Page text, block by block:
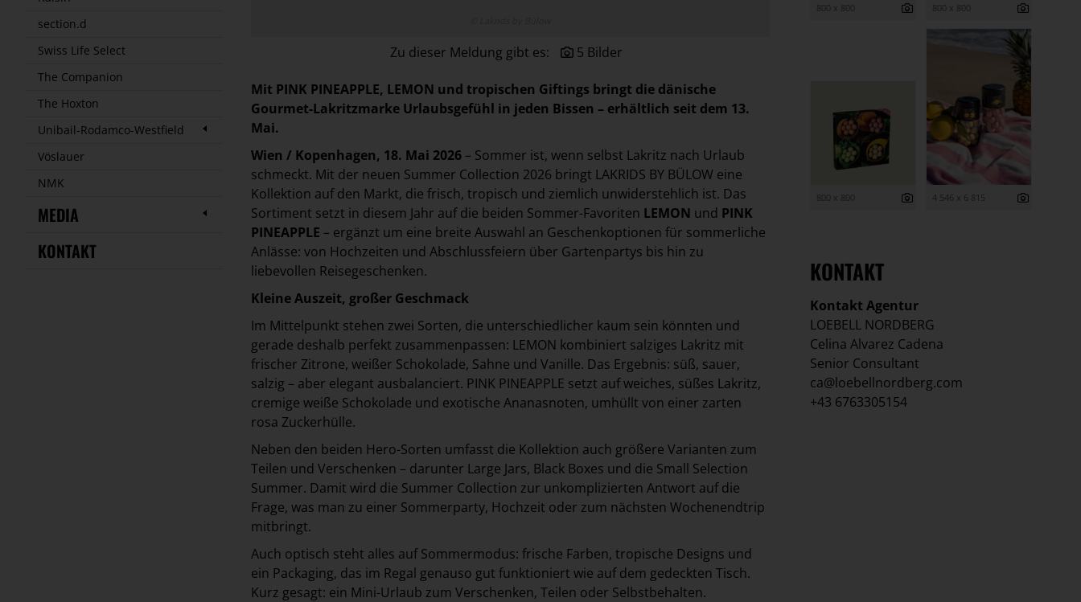
section.d
Swiss Life Select
The Companion
The Hoxton
Unibail-Rodamco-Westfield
Vöslauer
NMK
MEDIA
KONTAKT
Zu dieser Meldung gibt es: 5 Bilder
Mit PINK PINEAPPLE, LEMON und tropischen Giftings bringt die dänische
Gourmet-Lakritzmarke Urlaubsgefühl in jeden Bissen – erhältlich seit dem 13.
Mai.
Wien / Kopenhagen, 18. Mai 2026 – Sommer ist, wenn selbst Lakritz nach Urlaub
schmeckt. Mit der neuen Summer Collection 2026 bringt LAKRIDS BY BÜLOW eine
Kollektion auf den Markt, die frisch, tropisch und ziemlich unwiderstehlich ist. Das
Sortiment setzt in diesem Jahr auf die beiden Sommer-Favoriten LEMON und PINK
PINEAPPLE – ergänzt um eine breite Auswahl an Geschenkoptionen für sommerliche
Anlässe: von Hochzeiten und Abschlussfeiern über Gartenpartys bis hin zu
liebevollen Reisegeschenken.
Kleine Auszeit, großer Geschmack
Im Mittelpunkt stehen zwei Sorten, die unterschiedlicher kaum sein könnten und
gerade deshalb perfekt zusammenpassen: LEMON kombiniert salziges Lakritz mit
frischer Zitrone, weißer Schokolade, Sahne und Vanille. Das Ergebnis: süß, sauer,
salzig – aber elegant ausbalanciert. PINK PINEAPPLE setzt auf weiches, süßes Lakritz,
cremige weiße Schokolade und exotische Ananasnoten, umhüllt von einer zarten
rosa Zuckerhülle.
Neben den beiden Hero-Sorten umfasst die Kollektion auch größere Varianten zum
Teilen und Verschenken – darunter Large Jars, Black Boxes und die Small Selection
Summer. Damit wird die Summer Collection zur unkomplizierten Antwort auf die
Frage, was man zu einer Sommerparty, Hochzeit oder zum nächsten Wochenendtrip
mitbringt.
Auch optisch steht alles auf Sommermodus: frische Farben, tropische Designs und
ein Packaging, das im Regal genauso gut funktioniert wie auf dem gedeckten Tisch.
Kurz gesagt: ein Mini-Urlaub zum Verschenken, Teilen oder Selbstbehalten.
4 546 x 6 815
KONTAKT
Kontakt Agentur
LOEBELL NORDBERG
Celina Alvarez Cadena
Senior Consultant
ca@loebellnordberg.com
+43 6763305154